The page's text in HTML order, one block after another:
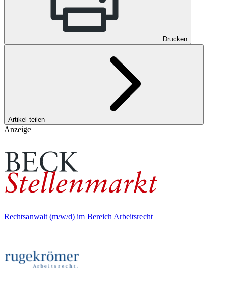
Drucken
Artikel teilen
Anzeige
Rechtsanwalt (m/w/d) im Bereich Arbeitsrecht